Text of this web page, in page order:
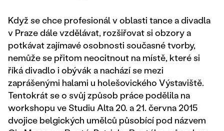
Když se chce profesionál v oblasti tance a divadla
v Praze dále vzdělávat, rozšiřovat si obzory a
potkávat zajímavé osobnosti současné tvorby,
nemůže se přitom neocitnout na místě, které si
říká divadlo i obývák a nachází se mezi
zaprášenými halami u holešovického Výstaviště.
Tentokrát se o svůj způsob práce podělila na
workshopu ve Studiu Alta 20. a 21. června 2015
dvojice belgických umělců působící pod názvem